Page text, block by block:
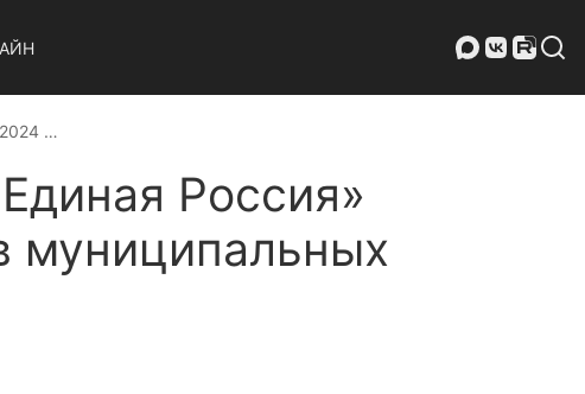
…
Россия»
муниципальных